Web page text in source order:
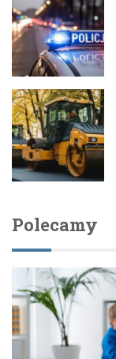
Polecamy